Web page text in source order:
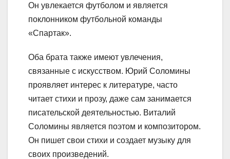
Он увлекается футболом и является
поклонником футбольной команды
«Спартак».
Оба брата также имеют увлечения,
связанные с искусством. Юрий Соломины
проявляет интерес к литературе, часто
читает стихи и прозу, даже сам занимается
писательской деятельностью. Виталий
Соломины является поэтом и композитором.
Он пишет свои стихи и создает музыку для
своих произведений.